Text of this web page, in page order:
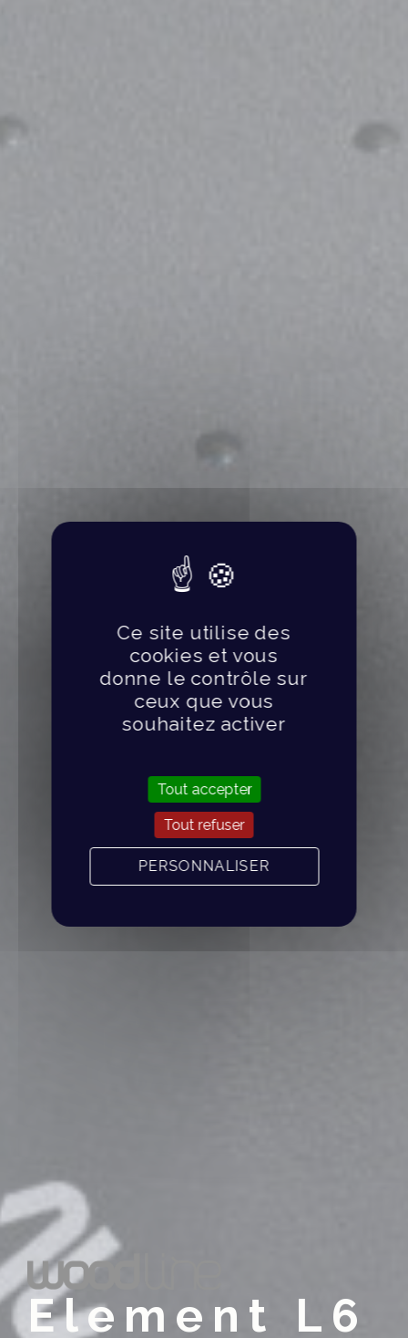
Element L6
Ce site utilise des
cookies et vous
donne le contrôle sur
ceux que vous
souhaitez activer
Tout accepter
Tout refuser
PERSONNALISER